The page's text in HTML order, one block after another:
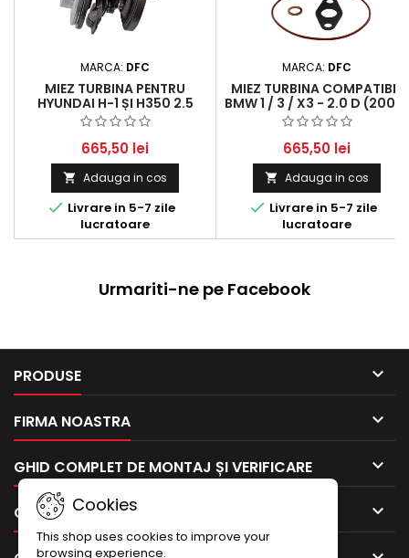
MARCA: DFC
MIEZ TURBINA PENTRU
HYUNDAI H-1 ȘI H350 2.5
CRDI
665,50 lei
 Adauga in cos
 Livrare in 5-7 zile
lucratoare
MARCA: DFC
MIEZ TURBINA COMPATIBIL
BMW 1 / 3 / X3 - 2.0 D (2001 -
2007)
665,50 lei
 Adauga in cos
 Livrare in 5-7 zile
lucratoare
Urmariti-ne pe Facebook
PRODUSE 
FIRMA NOASTRA 
GHID COMPLET DE MONTAJ ȘI VERIFICARE 
CONTUL TAU 
Cookies
This shop uses cookies to improve your
browsing experience.